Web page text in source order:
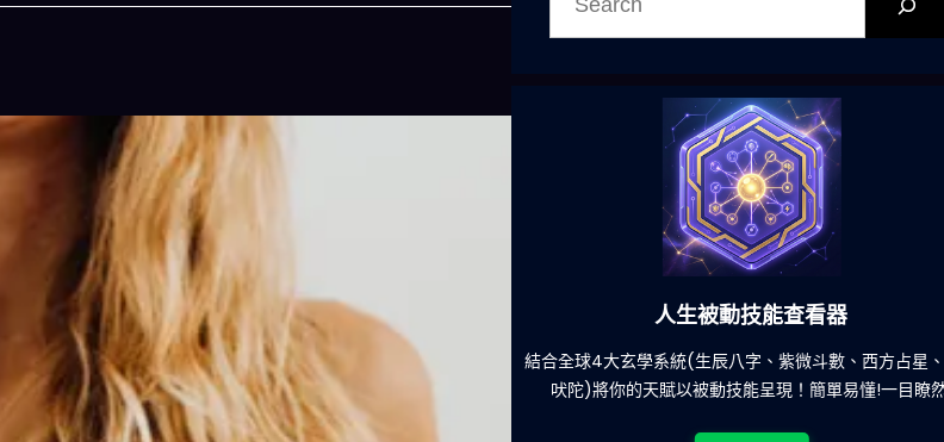
今晚吃什麽
一鍵配搭出三餸一湯的完美晚餐組合,以後免除晚餐吃什麽的煩
惱
人生被動技能查看器
結合全球4大玄學系統(生辰八字、紫微斗數、西方占星
吠陀)將你的天賦以被動技能呈現！簡單易懂!一目瞭